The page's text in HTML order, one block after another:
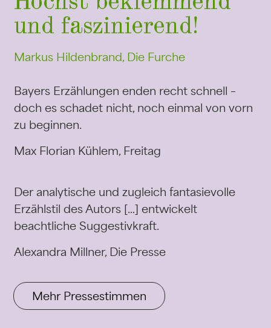
und faszinierend!
Markus Hildenbrand, Die Furche
Bayers Erzählungen enden recht schnell –
doch es schadet nicht, noch einmal von vorn
zu beginnen.
Max Florian Kühlem, Freitag
Der analytische und zugleich fantasievolle
Erzählstil des Autors […] entwickelt
beachtliche Suggestivkraft.
Alexandra Millner, Die Presse
Mehr Pressestimmen